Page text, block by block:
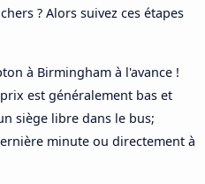
? Alors suivez ces étapes
à Birmingham à l'avance !
est généralement bas et
siège libre dans le bus;
minute ou directement à